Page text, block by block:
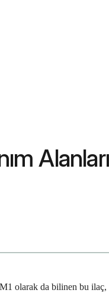
da bilinen bu ilaç,